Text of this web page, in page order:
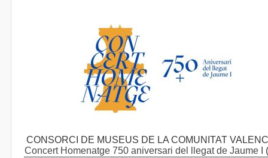
CONSORCI DE MUSEUS DE LA COMUNITAT
Concert Homenatge 750 aniversari del llegat de Jaume I